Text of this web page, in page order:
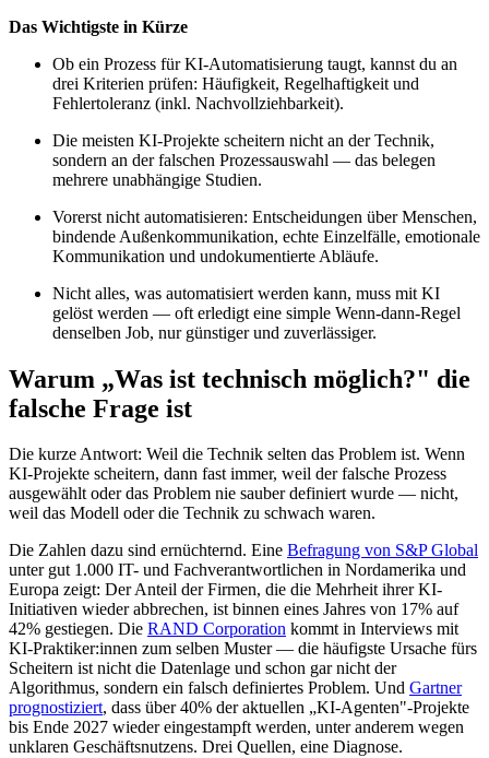
Das Wichtigste in Kürze
Ob ein Prozess für KI-Automatisierung taugt, kannst du an
drei Kriterien prüfen: Häufigkeit, Regelhaftigkeit und
Fehlertoleranz (inkl. Nachvollziehbarkeit).
Die meisten KI-Projekte scheitern nicht an der Technik,
sondern an der falschen Prozessauswahl — das belegen
mehrere unabhängige Studien.
Vorerst nicht automatisieren: Entscheidungen über Menschen,
bindende Außenkommunikation, echte Einzelfälle, emotionale
Kommunikation und undokumentierte Abläufe.
Nicht alles, was automatisiert werden kann, muss mit KI
gelöst werden — oft erledigt eine simple Wenn-dann-Regel
denselben Job, nur günstiger und zuverlässiger.
Warum „Was ist technisch möglich?" die
falsche Frage ist
Die kurze Antwort: Weil die Technik selten das Problem ist. Wenn
KI-Projekte scheitern, dann fast immer, weil der falsche Prozess
ausgewählt oder das Problem nie sauber definiert wurde — nicht,
weil das Modell oder die Technik zu schwach waren.
Die Zahlen dazu sind ernüchternd. Eine Befragung von S&P Global
unter gut 1.000 IT- und Fachverantwortlichen in Nordamerika und
Europa zeigt: Der Anteil der Firmen, die die Mehrheit ihrer KI-
Initiativen wieder abbrechen, ist binnen eines Jahres von 17% auf
42% gestiegen. Die RAND Corporation kommt in Interviews mit
KI-Praktiker:innen zum selben Muster — die häufigste Ursache fürs
Scheitern ist nicht die Datenlage und schon gar nicht der
Algorithmus, sondern ein falsch definiertes Problem. Und Gartner
prognostiziert, dass über 40% der aktuellen „KI-Agenten"-Projekte
bis Ende 2027 wieder eingestampft werden, unter anderem wegen
unklaren Geschäftsnutzens. Drei Quellen, eine Diagnose.